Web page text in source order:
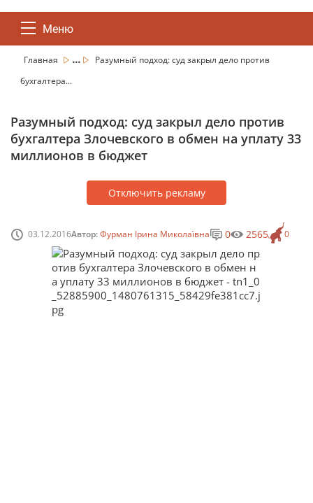
Меню
Главная ...
Разумный подход: суд закрыл дело против
бухгалтера...
Разумный подход: суд закрыл дело против
бухгалтера Злочевского в обмен на уплату 33
миллионов в бюджет
Отключить рекламу
03.12.2016Автор:Фурман Ірина Миколаївна 0
0 2565